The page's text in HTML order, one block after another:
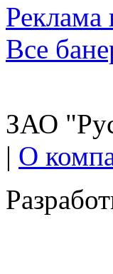
Реклама
Все
ЗАО
| О